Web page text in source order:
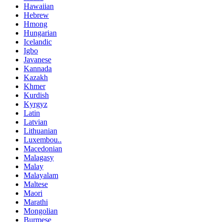
Hawaiian
Hebrew
Hmong
Hungarian
Icelandic
Igbo
Javanese
Kannada
Kazakh
Khmer
Kurdish
Kyrgyz
Latin
Latvian
Lithuanian
Luxembou..
Macedonian
Malagasy
Malay
Malayalam
Maltese
Maori
Marathi
Mongolian
Burmese